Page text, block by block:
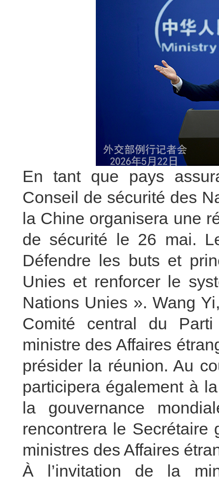
En tant que pays
Conseil de sécurité des
la Chine organisera une
de sécurité le 26 mai.
Défendre les buts et
Unies et renforcer le
Nations Unies ». Wang
Comité central du
ministre des Affaires
présider la réunion. Au
participera également à
la gouvernance
rencontrera le
ministres des Affaires
À l’invitation de la